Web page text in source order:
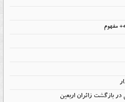
مفهوم
بازگشت زائران اربعین